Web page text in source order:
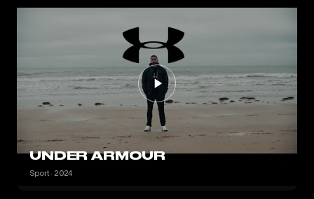
UNDER ARMOUR
Sport · 2024